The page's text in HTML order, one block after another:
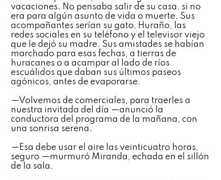
vacaciones. No pensaba salir de su casa, si no
era para algún asunto de vida o muerte. Sus
acompañantes serían su gato, Huraño, las
redes sociales en su teléfono y el televisor viejo
que le dejó su madre. Sus amistades se habían
marchado para esas fechas, a tierras de
huracanes o a acampar al lado de ríos
escuálidos que daban sus últimos paseos
agónicos, antes de evaporarse.
—Volvemos de comerciales, para traerles a
nuestra invitada del día —anunció la
conductora del programa de la mañana, con
una sonrisa serena.
—Esa debe usar el aire las veinticuatro horas,
seguro —murmuró Miranda, echada en el sillón
de la sala.